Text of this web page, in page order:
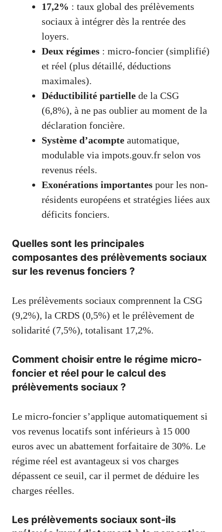
17,2% : taux global des prélèvements
sociaux à intégrer dès la rentrée des
loyers.
Deux régimes : micro-foncier (simplifié)
et réel (plus détaillé, déductions
maximales).
Déductibilité partielle de la CSG
(6,8%), à ne pas oublier au moment de la
déclaration foncière.
Système d’acompte automatique,
modulable via impots.gouv.fr selon vos
revenus réels.
Exonérations importantes pour les non-
résidents européens et stratégies liées aux
déficits fonciers.
Quelles sont les principales
composantes des prélèvements sociaux
sur les revenus fonciers ?
Les prélèvements sociaux comprennent la CSG
(9,2%), la CRDS (0,5%) et le prélèvement de
solidarité (7,5%), totalisant 17,2%.
Comment choisir entre le régime micro-
foncier et réel pour le calcul des
prélèvements sociaux ?
Le micro-foncier s’applique automatiquement si
vos revenus locatifs sont inférieurs à 15 000
euros avec un abattement forfaitaire de 30%. Le
régime réel est avantageux si vos charges
dépassent ce seuil, car il permet de déduire les
charges réelles.
Les prélèvements sociaux sont-ils